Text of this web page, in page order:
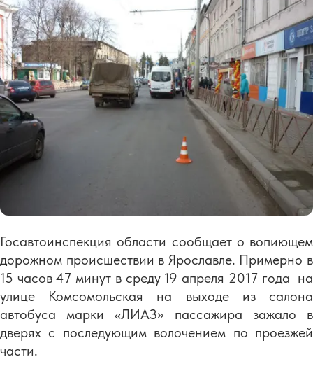
Госавтоинспекция области сообщает о вопиющем
дорожном происшествии в Ярославле. Примерно в
15 часов 47 минут в среду 19 апреля 2017 года на
улице Комсомольская на выходе из салона
автобуса марки «ЛИАЗ» пассажира зажало в
дверях с последующим волочением по проезжей
части.